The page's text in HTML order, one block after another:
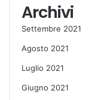
Archivi
Settembre 2021
Agosto 2021
Luglio 2021
Giugno 2021